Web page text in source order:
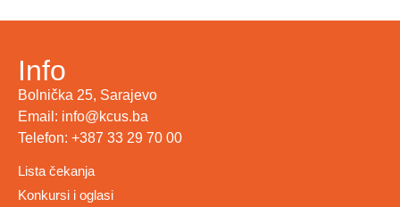
Info
Bolnička 25, Sarajevo
Email: info@kcus.ba
Telefon: +387 33 29 70 00
Lista čekanja
Konkursi i oglasi